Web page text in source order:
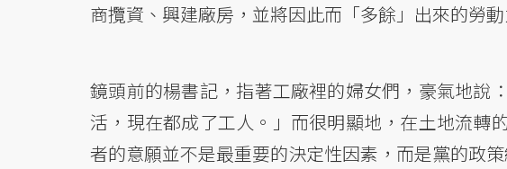
商攬資、興建廠房，並將因此而「多餘」出來的勞
鏡頭前的楊書記，指著工廠裡的婦女們，豪氣地說
活，現在都成了工人。」而很明顯地，在土地流
者的意願並不是最重要的決定性因素，而是黨的政